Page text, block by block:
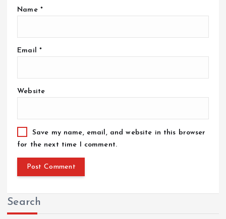
Name *
Email *
Website
Save my name, email, and website in this browser
for the next time I comment.
Search